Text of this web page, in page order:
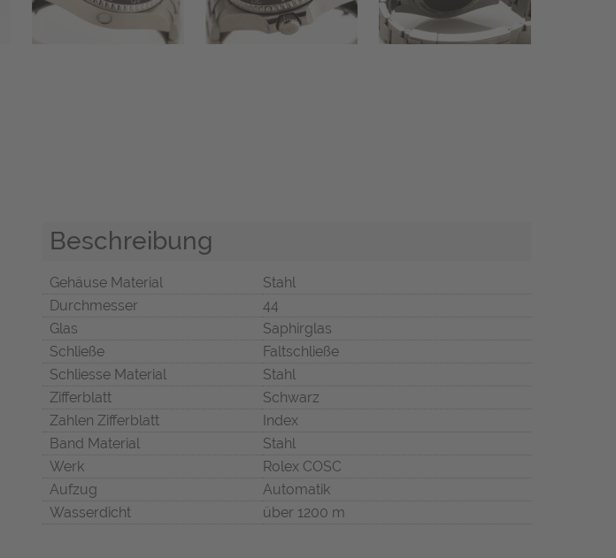
Beschreibung
Gehäuse Material
Stahl
Durchmesser
44
Glas
Saphirglas
Schließe
Faltschließe
Schliesse Material
Stahl
Zifferblatt
Schwarz
Zahlen Zifferblatt
Index
Band Material
Stahl
Werk
Rolex COSC
Aufzug
Automatik
Wasserdicht
über 1200 m